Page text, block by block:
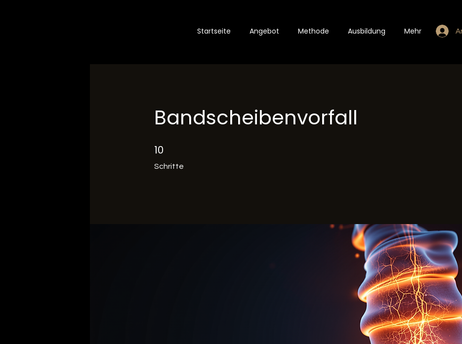
Startseite Angebot Methode Ausbildung Mehr
Bandscheibenvorfall
10
Schritte
10 Schritte